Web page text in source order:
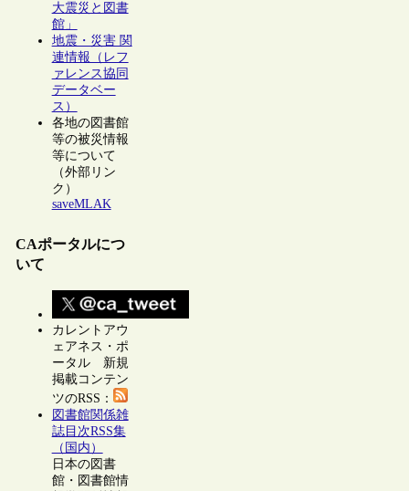
大震災と図書
館」
地震・災害 関
連情報（レフ
ァレンス協同
データベー
ス）
各地の図書館
等の被災情報
等について
（外部リン
ク）
saveMLAK
CAポータルにつ
いて
カレントアウ
ェアネス・ポ
ータル 新規
掲載コンテン
ツのRSS：
図書館関係雑
誌目次RSS集
（国内）
日本の図書
館・図書館情